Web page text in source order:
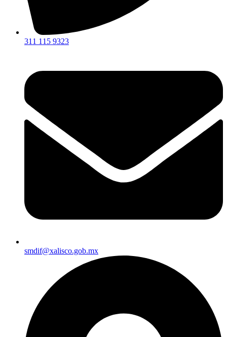
311 115 9323
smdif@xalisco.gob.mx